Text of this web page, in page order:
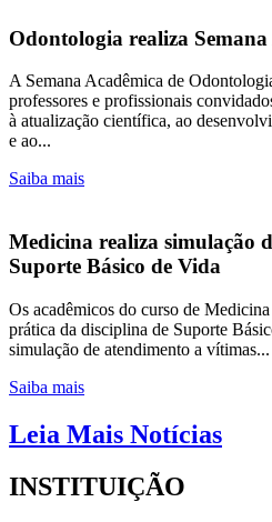
Odontologia realiza Semana
A Semana Acadêmica de
professores e profissionais
à atualização científica, ao
e ao...
Saiba mais
Medicina realiza simulação
Suporte Básico de Vida
Os acadêmicos do curso de
prática da disciplina de Suporte
simulação de atendimento a vítimas...
Saiba mais
Leia Mais Notícias
INSTITUIÇÃO